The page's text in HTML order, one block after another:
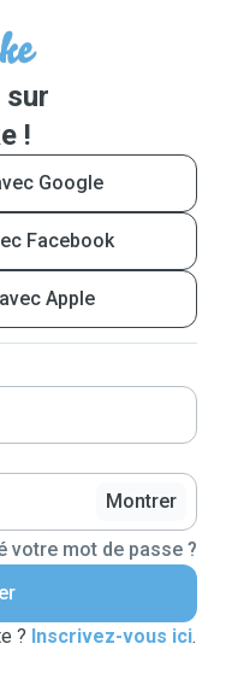
sur
!
Google
Facebook
Apple
Montrer
votre mot de passe ?
? Inscrivez-vous ici.